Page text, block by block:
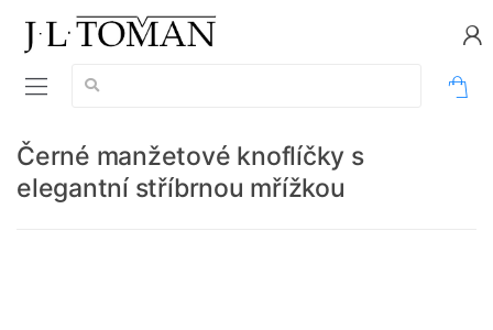
Vyhledávání:
Černé manžetové knoflíčky s
elegantní stříbrnou mřížkou